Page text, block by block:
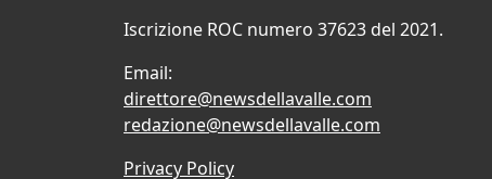
Iscrizione ROC numero 37623 del 2021.
Email:
direttore@newsdellavalle.com
redazione@newsdellavalle.com
Privacy Policy